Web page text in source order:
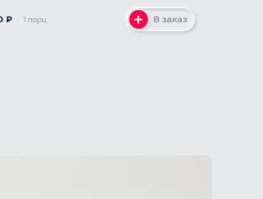
₽ 1 порц. В заказ